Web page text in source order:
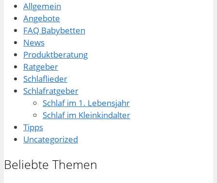
Allgemein
Angebote
FAQ Babybetten
News
Produktberatung
Ratgeber
Schlaflieder
Schlafratgeber
Schlaf im 1. Lebensjahr
Schlaf im Kleinkindalter
Tipps
Uncategorized
Beliebte Themen